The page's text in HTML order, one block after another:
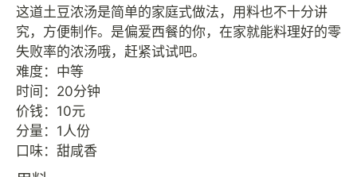
这道土豆浓汤是简单的家庭式做法，用料也不十分讲
究，方便制作。是偏爱西餐的你，在家就能料理好的零
失败率的浓汤哦，赶紧试试吧。
难度：中等
时间：20分钟
价钱：10元
分量：1人份